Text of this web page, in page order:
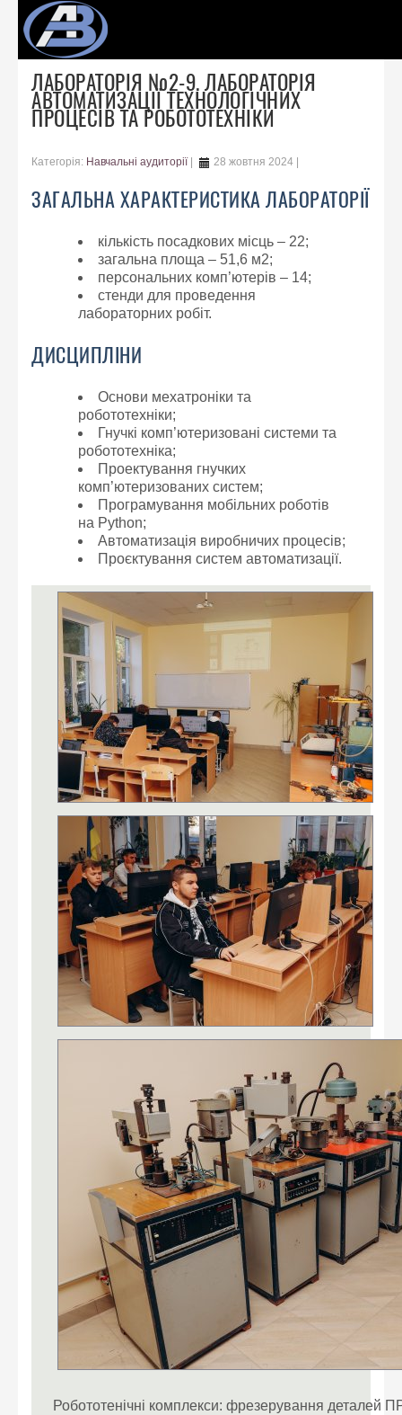
ЛАБОРАТОРІЯ №2-9. ЛАБОРАТОРІЯ
АВТОМАТИЗАЦІЇ ТЕХНОЛОГІЧНИХ
ПРОЦЕСІВ ТА РОБОТОТЕХНІКИ
Категорія: Навчальні аудиторії 28 жовтня 2024
ЗАГАЛЬНА ХАРАКТЕРИСТИКА ЛАБОРАТОРІЇ
кількість посадкових місць – 22;
загальна площа – 51,6 м2;
персональних комп’ютерів – 14;
стенди для проведення
лабораторних робіт.
ДИСЦИПЛІНИ
Основи мехатроніки та
робототехніки;
Гнучкі комп’ютеризовані системи та
робототехніка;
Проектування гнучких
комп’ютеризованих систем;
Програмування мобільних роботів
на Python;
Автоматизація виробничих процесів;
Проєктування систем автоматизації.
Робототенічні комплекси: фрезерування деталей